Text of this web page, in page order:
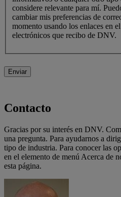
considere relevante para mí.
cambiar mis preferencias de
momento usando los enlaces en
electrónicos que recibo de DNV.
Enviar
Contacto
Gracias por su interés en DNV.
una pregunta. Para ayudarnos a
tipo de industria. Para conocer las
en el elemento de menú Acerca de
esta página.